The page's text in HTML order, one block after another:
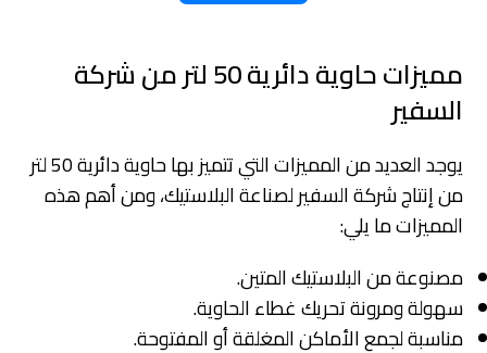
مميزات حاوية دائرية 50 لتر من شركة
السفير
يوجد العديد من المميزات التي تتميز بها حاوية دائرية 50 لتر
من إنتاج شركة السفير لصناعة البلاستيك، ومن أهم هذه
المميزات ما يلي:
مصنوعة من البلاستيك المتين.
سهولة ومرونة تحريك غطاء الحاوية.
مناسبة لجمع الأماكن المغلقة أو المفتوحة.